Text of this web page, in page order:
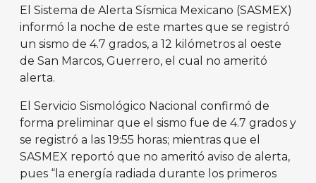
El Sistema de Alerta Sísmica Mexicano (SASMEX)
informó la noche de este martes que se registró
un sismo de 4.7 grados, a 12 kilómetros al oeste
de San Marcos, Guerrero, el cual no ameritó
alerta.
El Servicio Sismológico Nacional confirmó de
forma preliminar que el sismo fue de 4.7 grados y
se registró a las 19:55 horas; mientras que el
SASMEX reportó que no ameritó aviso de alerta,
pues “la energía radiada durante los primeros